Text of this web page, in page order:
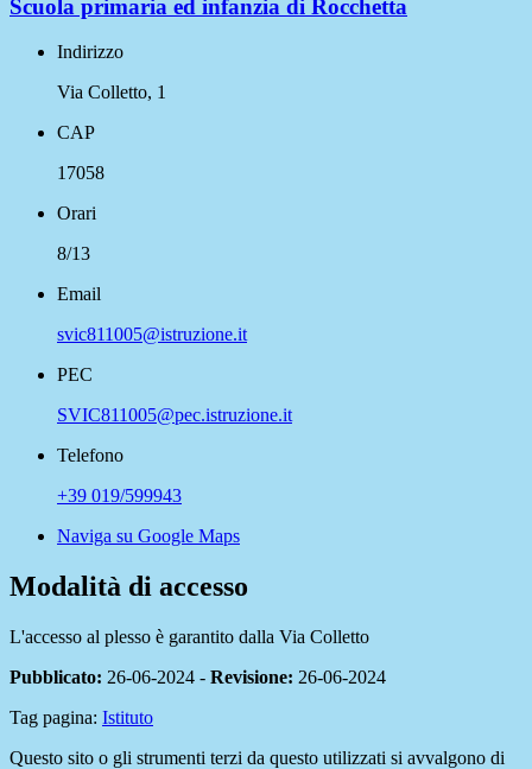
Scuola primaria ed infanzia di Rocchetta
Indirizzo
Via Colletto, 1
CAP
17058
Orari
8/13
Email
svic811005@istruzione.it
PEC
SVIC811005@pec.istruzione.it
Telefono
+39 019/599943
Naviga su Google Maps
Modalità di accesso
L'accesso al plesso è garantito dalla Via Colletto
Pubblicato: 26-06-2024 - Revisione: 26-06-2024
Tag pagina: Istituto
Questo sito o gli strumenti terzi da questo utilizzati si avvalgono di